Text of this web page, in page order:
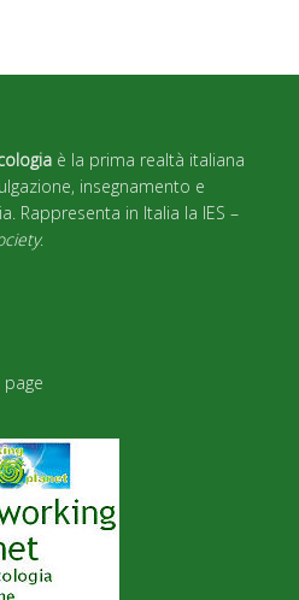
è la prima realtà italiana
insegnamento e
Rappresenta in Italia la IES –
.